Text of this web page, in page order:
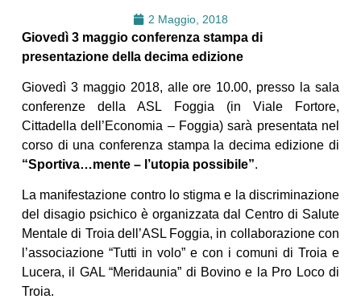
2 Maggio, 2018
Giovedì 3 maggio conferenza stampa di
presentazione della decima edizione
Giovedì 3 maggio 2018, alle ore 10.00, presso la sala
conferenze della ASL Foggia (in Viale Fortore,
Cittadella dell’Economia – Foggia) sarà presentata nel
corso di una conferenza stampa la decima edizione di
“Sportiva…mente – l’utopia possibile”.
La manifestazione contro lo stigma e la discriminazione
del disagio psichico è organizzata dal Centro di Salute
Mentale di Troia dell’ASL Foggia, in collaborazione con
l’associazione “Tutti in volo” e con i comuni di Troia e
Lucera, il GAL “Meridaunia” di Bovino e la Pro Loco di
Troia.